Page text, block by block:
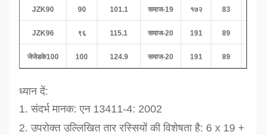
JZK90 90 101.1 समाज-19 १७२ 83
JZK96 ९६ 115.1 समाज-20 191 89
जेजेडके100 100 124.9 समाज-20 191 89
ध्यान दें:
1. संदर्भ मानक:एन 13411-4: 2002
2. उपरोक्त उल्लिखित तार रस्सियों की विशेषता है: 6 x 19 +